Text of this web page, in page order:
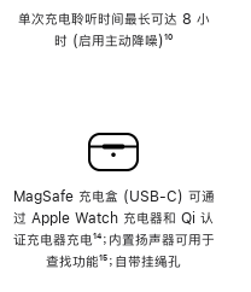
单次充电聆听时间最长可达 8 小
时 (启用主动降噪)脚
¹⁰
MagSafe 充电盒 (USB-C) 可通
过 Apple Watch 充电器和 Qi 认
证充电器充电脚
注
¹⁴；内置扬声器可用于
查找功能脚
¹⁵；自带挂绳孔